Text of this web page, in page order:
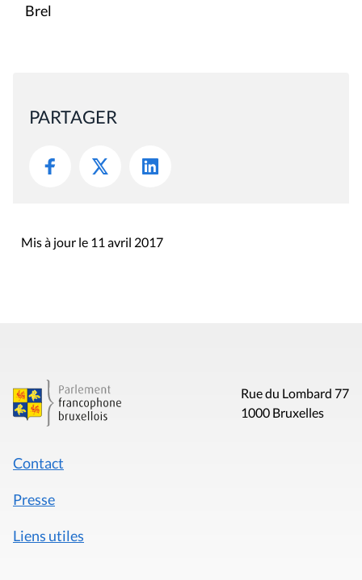
Brel
PARTAGER
Mis à jour le 11 avril 2017
Rue du Lombard 77
1000 Bruxelles
Contact
Presse
Liens utiles